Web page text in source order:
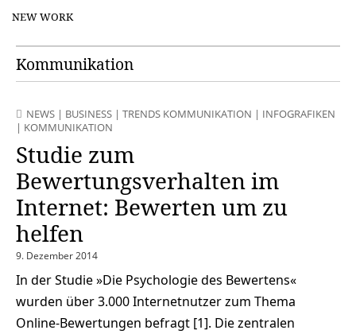
NEW WORK
Kommunikation
NEWS | BUSINESS | TRENDS KOMMUNIKATION | INFOGRAFIKEN
| KOMMUNIKATION
Studie zum
Bewertungsverhalten im
Internet: Bewerten um zu
helfen
9. Dezember 2014
In der Studie »Die Psychologie des Bewertens«
wurden über 3.000 Internetnutzer zum Thema
Online-Bewertungen befragt [1]. Die zentralen